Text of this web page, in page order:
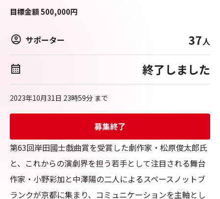
目標金額500,000円
サポーター 37人
終了しました
2023年10月31日 23時59分 まで
募集終了
第63回岸田國士戯曲賞を受賞した劇作家・松原俊太郎氏
と、これからの演劇界を担う若手として注目される舞台
作家・小野彩加と中澤陽の二人によるスペースノットブ
ランクが京都に集まり、コミュニケーションを主軸とし